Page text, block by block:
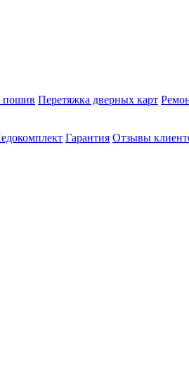
пошив Перетяжка дверных карт
Гарантия Отзывы